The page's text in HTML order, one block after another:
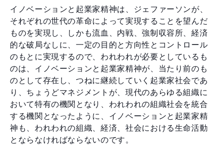
イノベーションと起業家精神は、ジェファーソンが、
それぞれの世代の革命によって実現することを望んだ
ものを実現し、しかも流血、内戦、強制収容所、経済
的な破局なしに、一定の目的と方向性とコントロール
のもとに実現するので、われわれが必要としているも
のは、イノベーションと起業家精神が、当たり前のも
のとして存在し、つねに継続していく起業家社会であ
り、ちょうどマネジメントが、現代のあらゆる組織に
おいて特有の機関となり、われわれの組織社会を統合
する機関となったように、イノベーションと起業家精
神も、われわれの組織、経済、社会における生命活動
とならなければならないのです。